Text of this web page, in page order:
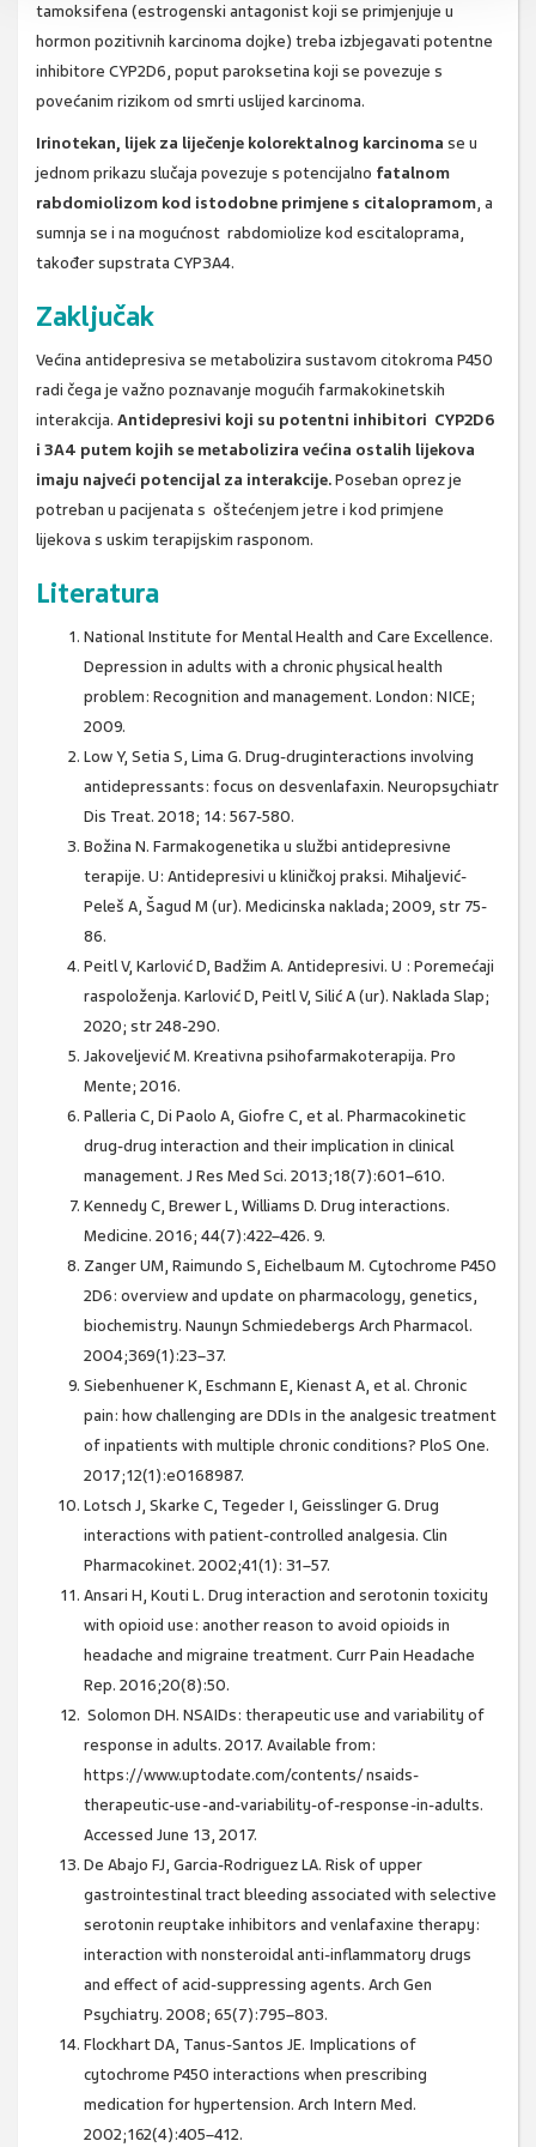
tamoksifena (estrogenski antagonist koji se primjenjuje u
hormon pozitivnih karcinoma dojke) treba izbjegavati potentne
inhibitore CYP2D6, poput paroksetina koji se povezuje s
povećanim rizikom od smrti uslijed karcinoma.
Irinotekan, lijek za liječenje kolorektalnog karcinoma se u
jednom prikazu slučaja povezuje s potencijalno fatalnom
rabdomiolizom kod istodobne primjene s citalopramom, a
sumnja se i na mogućnost rabdomiolize kod escitaloprama,
također supstrata CYP3A4.
Zaključak
Većina antidepresiva se metabolizira sustavom citokroma P450
radi čega je važno poznavanje mogućih farmakokinetskih
interakcija. Antidepresivi koji su potentni inhibitori CYP2D6
i 3A4 putem kojih se metabolizira većina ostalih lijekova
imaju najveći potencijal za interakcije.Poseban oprez je
potreban u pacijenata s oštećenjem jetre i kod primjene
lijekova s uskim terapijskim rasponom.
Literatura
National Institute for Mental Health and Care Excellence.
Depression in adults with a chronic physical health
problem: Recognition and management. London: NICE;
2009.
Low Y, Setia S, Lima G. Drug-druginteractions involving
antidepressants: focus on desvenlafaxin. Neuropsychiatr
Dis Treat. 2018; 14: 567-580.
Božina N. Farmakogenetika u službi antidepresivne
terapije. U: Antidepresivi u kliničkoj praksi. Mihaljević-
Peleš A, Šagud M (ur). Medicinska naklada; 2009, str 75-
86.
Peitl V, Karlović D, Badžim A. Antidepresivi. U : Poremećaji
raspoloženja. Karlović D, Peitl V, Silić A (ur). Naklada Slap;
2020; str 248-290.
Jakoveljević M. Kreativna psihofarmakoterapija. Pro
Mente; 2016.
Palleria C, Di Paolo A, Giofre C, et al. Pharmacokinetic
drug-drug interaction and their implication in clinical
management. J Res Med Sci. 2013;18(7):601–610.
Kennedy C, Brewer L, Williams D. Drug interactions.
Medicine. 2016; 44(7):422–426. 9.
Zanger UM, Raimundo S, Eichelbaum M. Cytochrome P450
2D6: overview and update on pharmacology, genetics,
biochemistry. Naunyn Schmiedebergs Arch Pharmacol.
2004;369(1):23–37.
Siebenhuener K, Eschmann E, Kienast A, et al. Chronic
pain: how challenging are DDIs in the analgesic treatment
of inpatients with multiple chronic conditions? PloS One.
2017;12(1):e0168987.
Lotsch J, Skarke C, Tegeder I, Geisslinger G. Drug
interactions with patient-controlled analgesia. Clin
Pharmacokinet. 2002;41(1): 31–57.
Ansari H, Kouti L. Drug interaction and serotonin toxicity
with opioid use: another reason to avoid opioids in
headache and migraine treatment. Curr Pain Headache
Rep. 2016;20(8):50.
Solomon DH. NSAIDs: therapeutic use and variability of
response in adults. 2017. Available from:
https://www.uptodate.com/contents/ nsaids-
therapeutic-use-and-variability-of-response-in-adults.
Accessed June 13, 2017.
De Abajo FJ, Garcia-Rodriguez LA. Risk of upper
gastrointestinal tract bleeding associated with selective
serotonin reuptake inhibitors and venlafaxine therapy:
interaction with nonsteroidal anti-inflammatory drugs
and effect of acid-suppressing agents. Arch Gen
Psychiatry. 2008; 65(7):795–803.
Flockhart DA, Tanus-Santos JE. Implications of
cytochrome P450 interactions when prescribing
medication for hypertension. Arch Intern Med.
2002;162(4):405–412.